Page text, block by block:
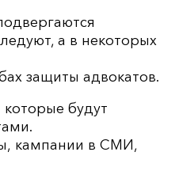
а в некоторых
защиты адвокатов.
будут
кампании в СМИ,